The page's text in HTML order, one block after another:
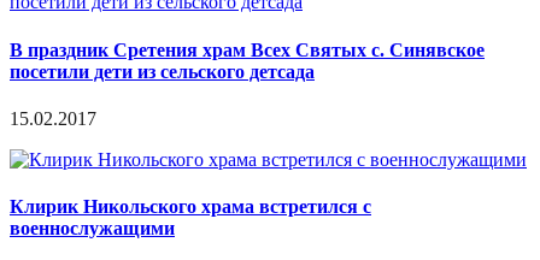
В праздник Сретения храм Всех Святых с. Синявское
посетили дети из сельского детсада
15.02.2017
Клирик Никольского храма встретился с
военнослужащими